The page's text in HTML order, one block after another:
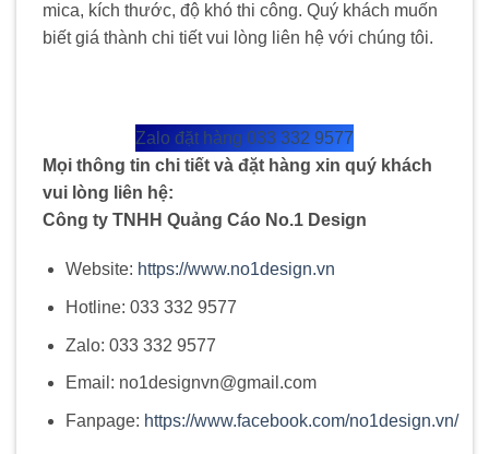
mica, kích thước, độ khó thi công. Quý khách muốn
biết giá thành chi tiết vui lòng liên hệ với chúng tôi.
Zalo đặt hàng 033 332 9577
Mọi thông tin chi tiết và đặt hàng xin quý khách
vui lòng liên hệ:
Công ty TNHH Quảng Cáo No.1 Design
Website: https://www.no1design.vn
Hotline: 033 332 9577
Zalo: 033 332 9577
Email: no1designvn@gmail.com
Fanpage: https://www.facebook.com/no1design.vn/